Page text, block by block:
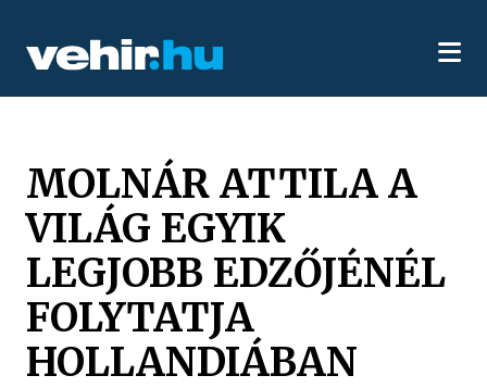
MOLNÁR ATTILA A
VILÁG EGYIK
LEGJOBB EDZŐJÉNÉL
FOLYTATJA
HOLLANDIÁBAN